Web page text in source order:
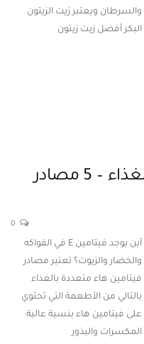
والسرطان ويعتبر زيت الزيتون
البكر أفضل زيت زيتون
اين يوجد فيتامين e في الغذاء – 5 مصادر
أين يوجد فيتامين E في الفواكه
والخضار والزيوت؟ تعتبر مصادر
فيتامين هاء متعددة بالغذاء
بالتالي من الأطعمة التي تحتوي
على فيتامين هاء بنسبة عالية
المكسرات والبذور